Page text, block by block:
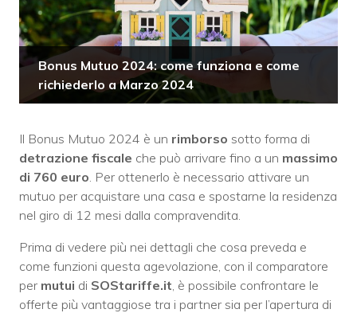
Bonus Mutuo 2024: come funziona e come
richiederlo a Marzo 2024
Il Bonus Mutuo 2024 è un rimborso sotto forma di
detrazione fiscale che può arrivare fino a un massimo
di 760 euro . Per ottenerlo è necessario attivare un
mutuo per acquistare una casa e spostarne la residenza
nel giro di 12 mesi dalla compravendita.
Prima di vedere più nei dettagli che cosa preveda e
come funzioni questa agevolazione, con il comparatore
per mutui di SOStariffe.it , è possibile confrontare le
offerte più vantaggiose tra i partner sia per l’apertura di